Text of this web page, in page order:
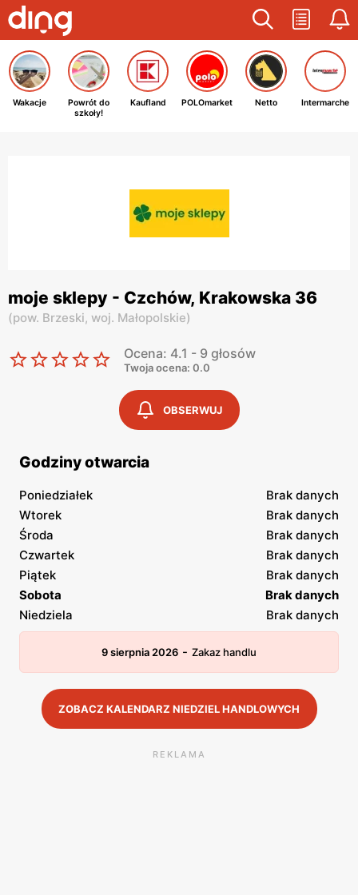
Wakacje
Powrót do
szkoły!
Kaufland POLOmarket Netto Intermarche
moje sklepy - Czchów, Krakowska 36
(pow. Brzeski, woj. Małopolskie)
Ocena: 4.1 - 9 głosów
Twoja ocena: 0.0
OBSERWUJ
Godziny otwarcia
Poniedziałek
Brak danych
Wtorek
Brak danych
Środa
Brak danych
Czwartek
Brak danych
Piątek
Brak danych
Sobota
Brak danych
Niedziela
Brak danych
9 sierpnia 2026 - Zakaz handlu
ZOBACZ KALENDARZ NIEDZIEL HANDLOWYCH
REKLAMA